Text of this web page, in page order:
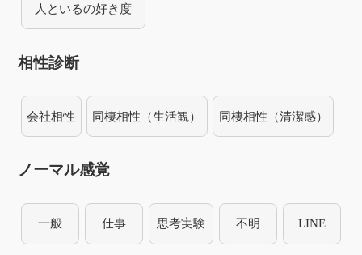
人といるの好き度
相性診断
会社相性 同棲相性（生活観） 同棲相性（清潔感）
ノーマル感覚
一般 仕事 思考実験 不明 LINE